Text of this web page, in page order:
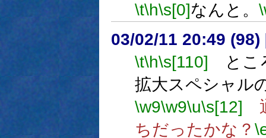
\t\h\s[0]なんと。
03/02/11 20:49 (98)
\t\h\s[110] とこ
拡大スペシャル
\w9\w9\u\s[12]
ちだったかな？